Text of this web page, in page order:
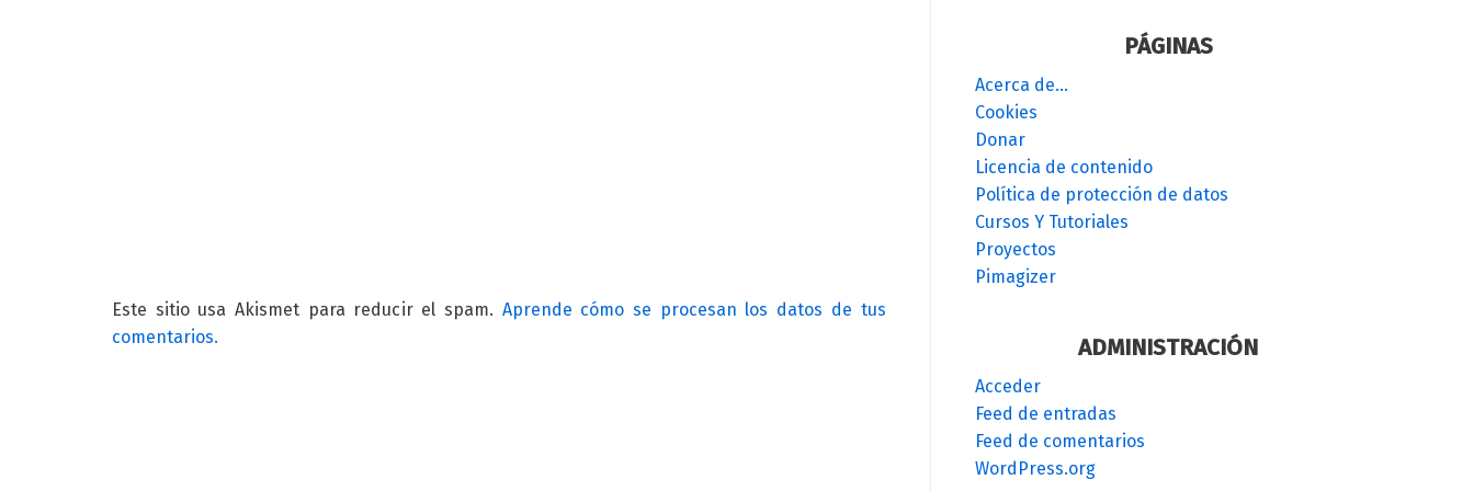
Este sitio usa Akismet para reducir el spam. Aprende cómo se procesan los datos de tus
comentarios.
PÁGINAS
Acerca de…
Cookies
Donar
Licencia de contenido
Política de protección de datos
Cursos Y Tutoriales
Proyectos
Pimagizer
ADMINISTRACIÓN
Acceder
Feed de entradas
Feed de comentarios
WordPress.org